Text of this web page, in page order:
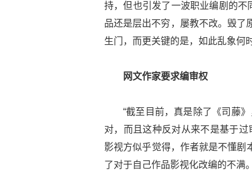
持，但也引发了一波职业编剧的不
品还是层出不穷，屡教不改。毁了
生门，而更关键的是，如此乱象何
网文作家要求编审权
“截至目前，真是除了《司藤
对，而且这种反对从来不是基于过
影视方似乎觉得，作者就是不懂剧
了对于自己作品影视化改编的不满。